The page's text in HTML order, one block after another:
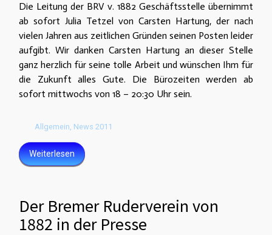
Die Leitung der BRV v. 1882 Geschäftsstelle übernimmt
ab sofort Julia Tetzel von Carsten Hartung, der nach
vielen Jahren aus zeitlichen Gründen seinen Posten leider
aufgibt. Wir danken Carsten Hartung an dieser Stelle
ganz herzlich für seine tolle Arbeit und wünschen Ihm für
die Zukunft alles Gute. Die Bürozeiten werden ab
sofort mittwochs von 18 – 20:30 Uhr sein.
Allgemein, News 2011
Weiterlesen
Der Bremer Ruderverein von
1882 in der Presse